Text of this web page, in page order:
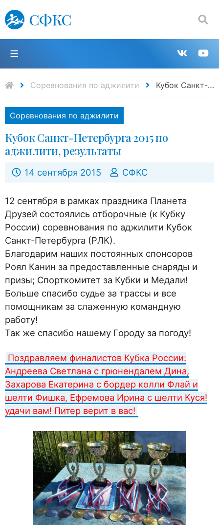
СФКС
Поиск:
в
Соревнования по аджилити Кубок Санкт-Петербурга 2015 по аджилити, результаты
Соревнования по аджилити
Кубок Санкт-Петербурга 2015 по
аджилити, результаты
14 сентября 2015 СФКС
12 сентября в рамках праздника Планета
Друзей состоялись отборочные (к Кубку
России) соревнования по аджилити Кубок
Санкт-Петербурга (РЛК).
Благодарим наших постоянных спонсоров
Роял Канин за предоставленные снаряды и
призы; Спорткомитет за Кубки и Медали!
Больше спасибо судье за трассы и все
помощникам за слаженную командную
работу!
Так же спасибо нашему Городу за погоду!
Поздравляем финалистов Кубка России:
Андреева Светлана с грюнендалем Дина,
Захарова Екатерина с бордер колли Флай и
шелти Фишка, Ефремова Ирина с шелти Куся!
удачи вам! Питер верит в вас!